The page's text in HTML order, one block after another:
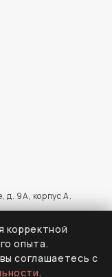
д. 9А, корпус А.
корректной
опыта.
соглашаетесь с
.